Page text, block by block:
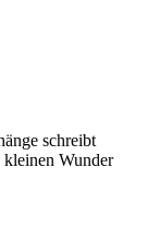
schreibt
Wunder